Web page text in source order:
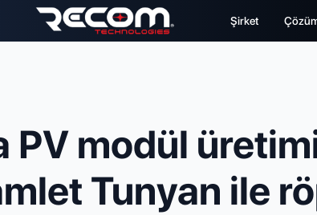
Şirket
PV modül
Tunyan ile